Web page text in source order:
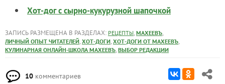
Хот-дог с сырно-кукурузной шапочкой
ЗАПИСЬ РАЗМЕЩЕНА В РАЗДЕЛАХ: РЕЦЕПТЫ, МАХЕЕВЪ,
ЛИЧНЫЙ ОПЫТ ЧИТАТЕЛЕЙ, ХОТ-ДОГИ, ХОТ-ДОГИ ОТ МАХЕЕВЪ,
КУЛИНАРНАЯ ОНЛАЙН-ШКОЛА МАХЕЕВЪ, ВЫБОР РЕДАКЦИИ
10 комментариев